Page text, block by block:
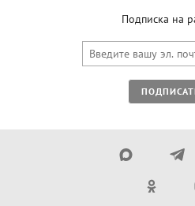
Подписка на